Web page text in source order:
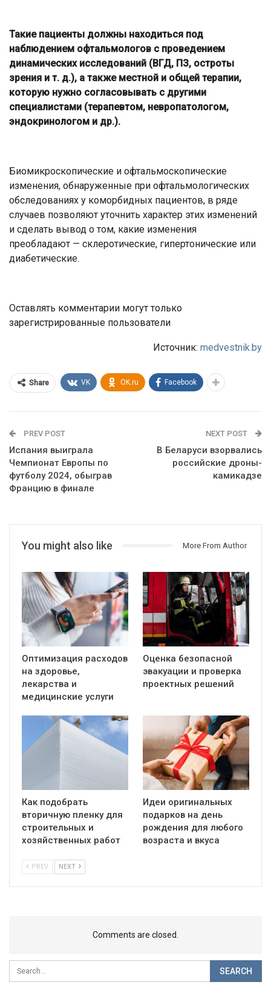
Такие пациенты должны находиться под
наблюдением офтальмологов с проведением
динамических исследований (ВГД, ПЗ, остроты
зрения и т. д.), а также местной и общей терапии,
которую нужно согласовывать с другими
специалистами (терапевтом, невропатологом,
эндокринологом и др.).
Биомикроскопические и офтальмоскопические
изменения, обнаруженные при офтальмологических
обследованиях у коморбидных пациентов, в ряде
случаев позволяют уточнить характер этих изменений
и сделать вывод о том, какие изменения
преобладают — склеротические, гипертонические или
диабетические.
Оставлять комментарии могут только
зарегистрированные пользователи
Источник: medvestnik.by
Share VK OK.ru Facebook
PREV POST
Испания выиграла
Чемпионат Европы по
футболу 2024, обыграв
Францию в финале
NEXT POST
В Беларуси взорвались
российские дроны-
камикадзе
You might also like More From Author
Оптимизация расходов
на здоровье,
лекарства и
медицинские услуги
Оценка безопасной
эвакуации и проверка
проектных решений
Как подобрать
вторичную пленку для
строительных и
хозяйственных работ
Идеи оригинальных
подарков на день
рождения для любого
возраста и вкуса
PREV NEXT
Comments are closed.